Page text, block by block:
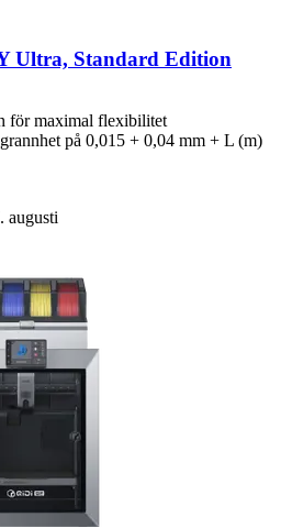
Ultra, Standard Edition
för maximal flexibilitet
på 0,015 + 0,04 mm + L (m)
augusti